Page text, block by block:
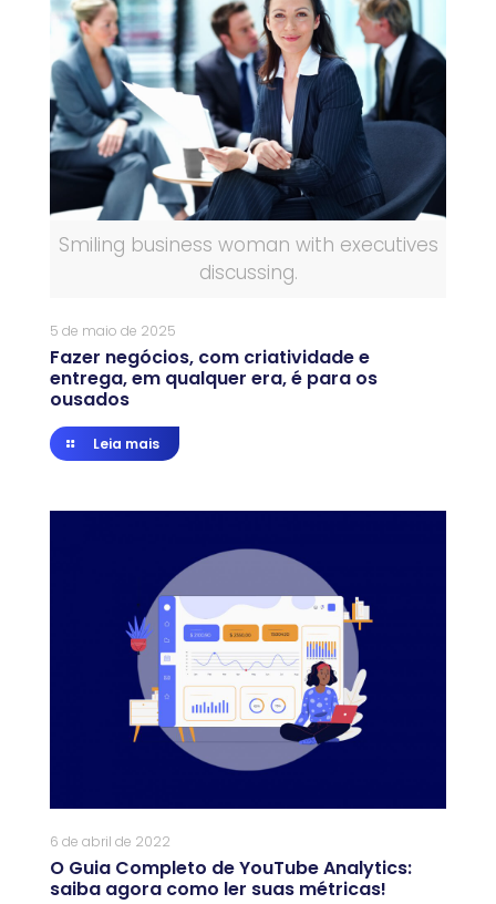
Smiling business woman with executives
discussing.
5 de maio de 2025
Fazer negócios, com criatividade e
entrega, em qualquer era, é para os
ousados
Leia mais
6 de abril de 2022
O Guia Completo de YouTube Analytics:
saiba agora como ler suas métricas!